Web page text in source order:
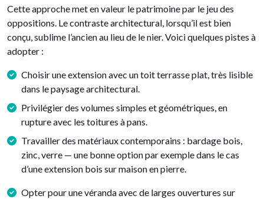
Cette approche met en valeur le patrimoine par le jeu des
oppositions. Le contraste architectural, lorsqu’il est bien
conçu, sublime l’ancien au lieu de le nier. Voici quelques pistes à
adopter :
Choisir une extension avec un toit terrasse plat, très lisible
dans le paysage architectural.
Privilégier des volumes simples et géométriques, en
rupture avec les toitures à pans.
Travailler des matériaux contemporains : bardage bois,
zinc, verre — une bonne option par exemple dans le cas
d’une extension bois sur maison en pierre.
Opter pour une véranda avec de larges ouvertures sur